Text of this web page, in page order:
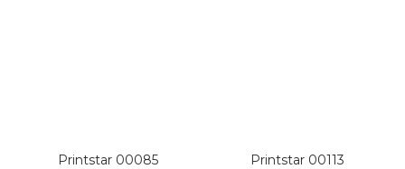
Printstar 00085 Printstar 00113